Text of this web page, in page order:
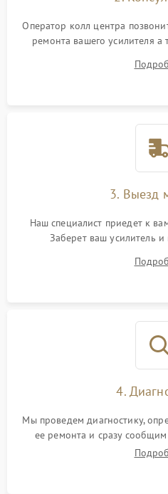
Оператор колл центра
ремонта вашего усилителя а
3. Выезд
Наш специалист приедет к
Заберет ваш усилитель и
4.
Мы проведем диагностику,
ее ремонта и сразу